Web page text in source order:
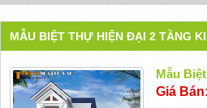
MẪU BIỆT THỰ HIỆN ĐẠI 2 TẦNG
Mẫu
Giá